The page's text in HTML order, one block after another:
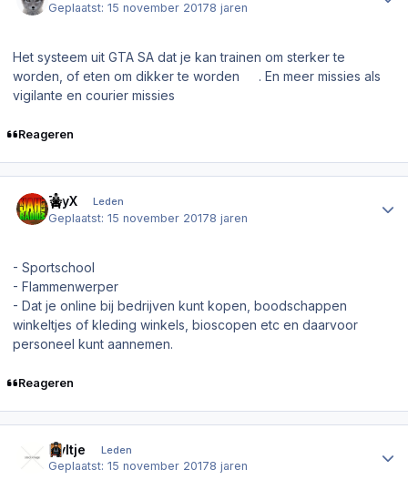
Geplaatst:15 november 20178 jaren
Het systeem uit GTA SA dat je kan trainen om sterker te
worden, of eten om dikker te worden
. En meer missies als
vigilante en courier missies
Reageren
TryX Leden
Geplaatst:15 november 20178 jaren
- Sportschool
- Flammenwerper
- Dat je online bij bedrijven kunt kopen, boodschappen
winkeltjes of kleding winkels, bioscopen etc en daarvoor
personeel kunt aannemen.
Reageren
Nyltje Leden
Geplaatst:15 november 20178 jaren